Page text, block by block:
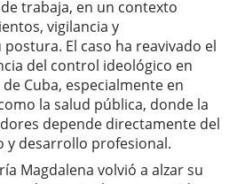
trabaja, en un contexto
vigilancia y
El caso ha reavivado el
del control ideológico en
Cuba, especialmente en
la salud pública, donde la
depende directamente del
y desarrollo profesional.
Magdalena volvió a alzar su